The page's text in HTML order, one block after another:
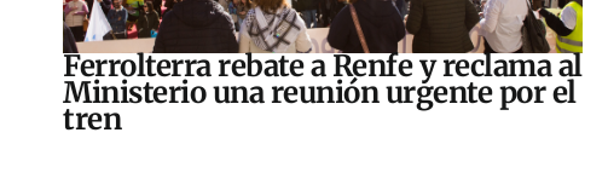
Ferrolterra rebate a Renfe y reclama al
Ministerio una reunión urgente por el
tren